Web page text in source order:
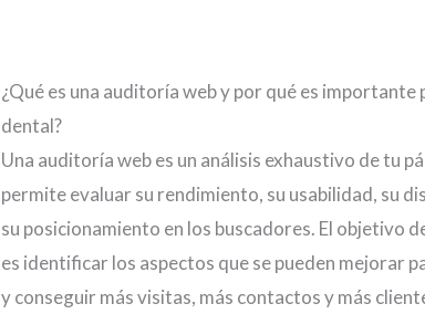
¿Qué es una auditoría web y por qué es importante
dental?
Una auditoría web es un análisis exhaustivo de tu
permite evaluar su rendimiento, su usabilidad, su
su posicionamiento en los buscadores. El objetivo
es identificar los aspectos que se pueden mejorar
y conseguir más visitas, más contactos y más